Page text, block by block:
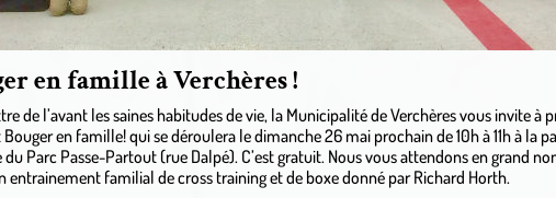
en famille à Verchères !
de l’avant les saines habitudes de vie, la Municipalité de Verchères vous invite à
en famille! qui se déroulera le dimanche 26 mai prochain de 10h à 11h à la
Parc Passe-Partout (rue Dalpé). C’est gratuit. Nous vous attendons en grand
entrainement familial de cross training et de boxe donné par Richard Horth.